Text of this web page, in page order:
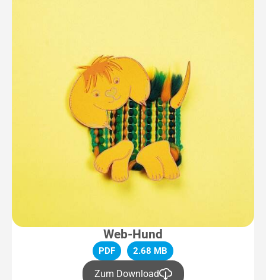
Web-Hund
PDF 2.68 MB
Zum Download